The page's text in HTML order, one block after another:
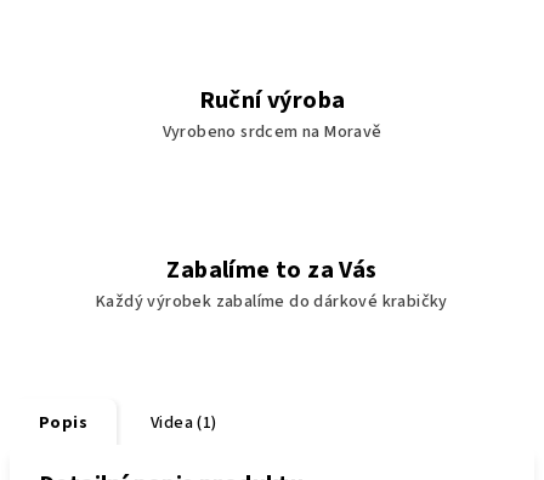
Ruční výroba
Vyrobeno srdcem na Moravě
Zabalíme to za Vás
Každý výrobek zabalíme do dárkové krabičky
Popis Videa (1)